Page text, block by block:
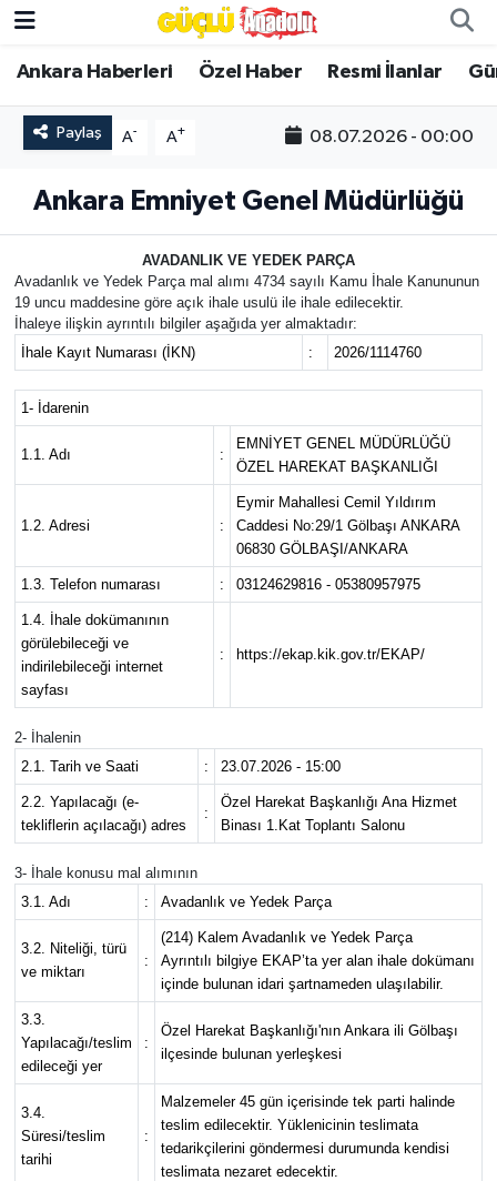
Ankara Haberleri Özel Haber Resmi İlanlar
Paylaş A- A+ 08.07.2026 - 00:00
Ankara Emniyet Genel Müdürlüğü
AVADANLIK VE YEDEK PARÇA
Avadanlık ve Yedek Parça mal alımı 4734 sayılı Kamu İhale Kanununun
19 uncu maddesine göre açık ihale usulü ile ihale edilecektir.
İhaleye ilişkin ayrıntılı bilgiler aşağıda yer almaktadır:
İhale Kayıt Numarası (İKN)
: 2026/1114760
1- İdarenin
1.1. Adı :
EMNİYET GENEL MÜDÜRLÜĞÜ
ÖZEL HAREKAT BAŞKANLIĞI
1.2. Adresi :
Eymir Mahallesi Cemil Yıldırım
Caddesi No:29/1 Gölbaşı ANKARA
06830 GÖLBAŞI/ANKARA
1.3. Telefon numarası : 03124629816 - 05380957975
1.4. İhale dokümanının
görülebileceği ve
indirilebileceği internet
sayfası
: https://ekap.kik.gov.tr/EKAP/
2- İhalenin
2.1. Tarih ve Saati
: 23.07.2026 - 15:00
2.2. Yapılacağı (e-
tekliflerin açılacağı) adres
:
Özel Harekat Başkanlığı Ana Hizmet
Binası 1.Kat Toplantı Salonu
3- İhale konusu mal alımının
3.1. Adı
: Avadanlık ve Yedek Parça
3.2. Niteliği, türü
ve miktarı
:
(214) Kalem Avadanlık ve Yedek Parça
Ayrıntılı bilgiye EKAP’ta yer alan ihale dokümanı
içinde bulunan idari şartnameden ulaşılabilir.
3.3.
Yapılacağı/teslim
edileceği yer
:
Özel Harekat Başkanlığı'nın Ankara ili Gölbaşı
ilçesinde bulunan yerleşkesi
3.4.
Süresi/teslim
tarihi
:
Malzemeler 45 gün içerisinde tek parti halinde
teslim edilecektir. Yüklenicinin teslimata
tedarikçilerini göndermesi durumunda kendisi
teslimata nezaret edecektir.
Özel Haber
Ankara Haberleri
Resmi İlanlar
Gündem
Asayiş
Dünya
Magazin
Spor
Burç Yorumları
Çocuk
Eğitim
Hava Durumu
Kadın
Kim kimdir?
Kültür Sanat
Siyaset